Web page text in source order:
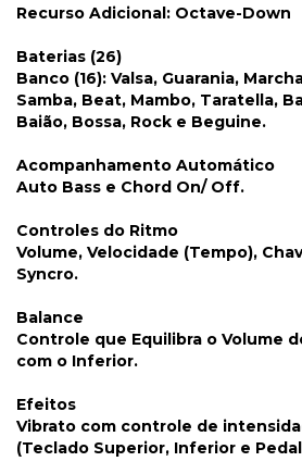
Recurso Adicional: Octave-Down
Baterias (26)
Banco (16): Valsa, Guarania,
Samba, Beat, Mambo, Taratella,
Baião, Bossa, Rock e Beguine.
Acompanhamento Automático
Auto Bass e Chord On/ Off.
Controles do Ritmo
Volume, Velocidade (Tempo),
Syncro.
Balance
Controle que Equilibra o Volume
com o Inferior.
Efeitos
Vibrato com controle de
(Teclado Superior, Inferior e